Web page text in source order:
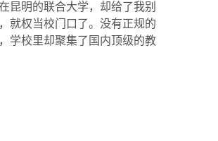
昆明的联合大学，却给了我别
就权当校门口了。没有正规的
学校里却聚集了国内顶级的教